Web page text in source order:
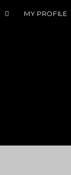
MY PROFILE